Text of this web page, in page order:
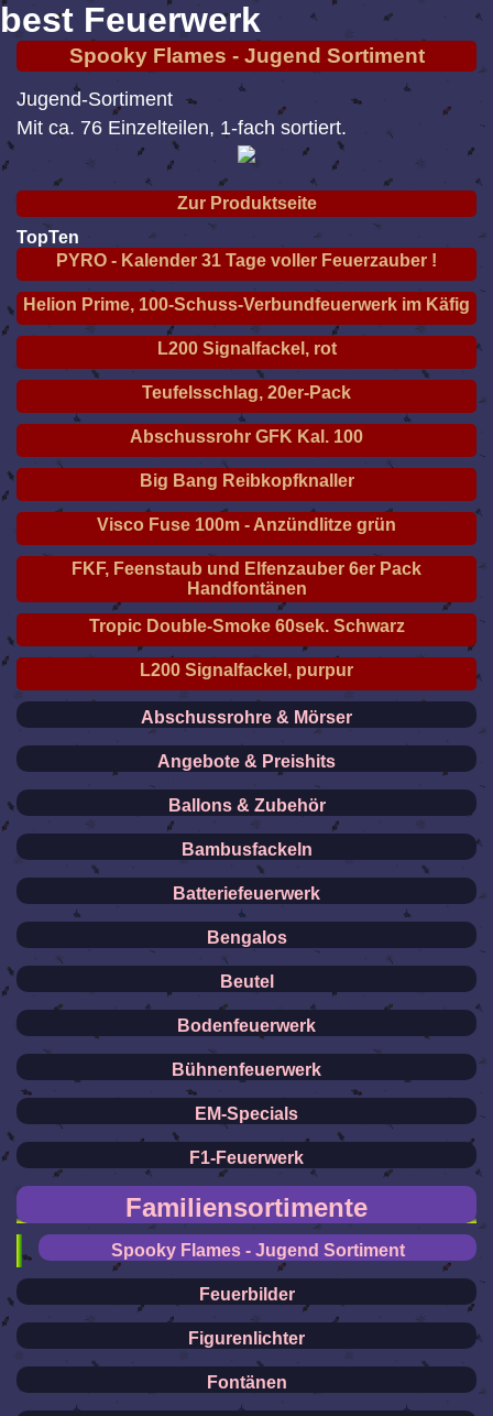
best Feuerwerk
Spooky Flames - Jugend Sortiment
Jugend-Sortiment
Mit ca. 76 Einzelteilen, 1-fach sortiert.
Zur Produktseite
TopTen
PYRO - Kalender 31 Tage voller Feuerzauber !
Helion Prime, 100-Schuss-Verbundfeuerwerk im Käfig
L200 Signalfackel, rot
Teufelsschlag, 20er-Pack
Abschussrohr GFK Kal. 100
Big Bang Reibkopfknaller
Visco Fuse 100m - Anzündlitze grün
FKF, Feenstaub und Elfenzauber 6er Pack
Handfontänen
Tropic Double-Smoke 60sek. Schwarz
L200 Signalfackel, purpur
Abschussrohre & Mörser
Angebote & Preishits
Ballons & Zubehör
Bambusfackeln
Batteriefeuerwerk
Bengalos
Beutel
Bodenfeuerwerk
Bühnenfeuerwerk
EM-Specials
F1-Feuerwerk
Familiensortimente
Spooky Flames - Jugend Sortiment
Feuerbilder
Figurenlichter
Fontänen